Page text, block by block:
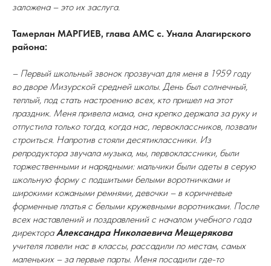
заложена – это их заслуга.
Тамерлан МАРГИЕВ, глава АМС с. Унала Алагирского
района:
– Первый школьный звонок прозвучал для меня в 1959 году
во дворе Мизурской средней школы. День был солнечный,
теплый, под стать настроению всех, кто пришел на этот
праздник. Меня привела мама, она крепко держала за руку и
отпустила только тогда, когда нас, первоклассников, позвали
строиться. Напротив стояли десятиклассники. Из
репродуктора звучала музыка, мы, первоклассники, были
торжественными и нарядными: мальчики были одеты в серую
школьную форму с подшитыми белыми воротничками и
широкими кожаными ремнями, девочки – в коричневые
форменные платья с белыми кружевными воротниками. После
всех наставлений и поздравлений с началом учебного года
директораАлександра Николаевича Мещерякова
учителя повели нас в классы, рассадили по местам, самых
маленьких – за первые парты. Меня посадили где-то